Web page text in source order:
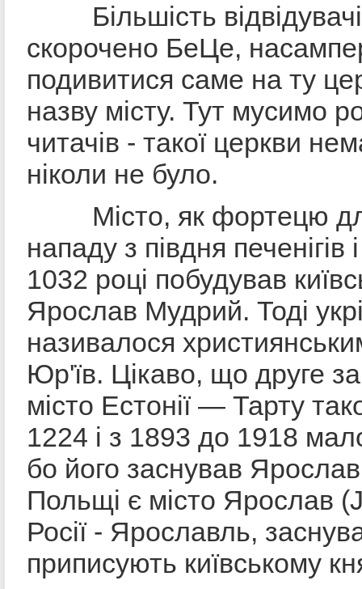
Більшість
скорочено БеЦе,
подивитися саме на ту
назву місту. Тут мусимо
читачів - такої церкви
ніколи не було.
Місто, як фортецю
нападу з півдня печенігів
1032 році побудував
Ярослав Мудрий. Тоді
називалося
Юр'їв. Цікаво, що друге
місто Естонії — Тарту
1224 і з 1893 до 1918
бо його заснував
Польщі є місто Ярослав
Росії - Ярославль,
приписують київському